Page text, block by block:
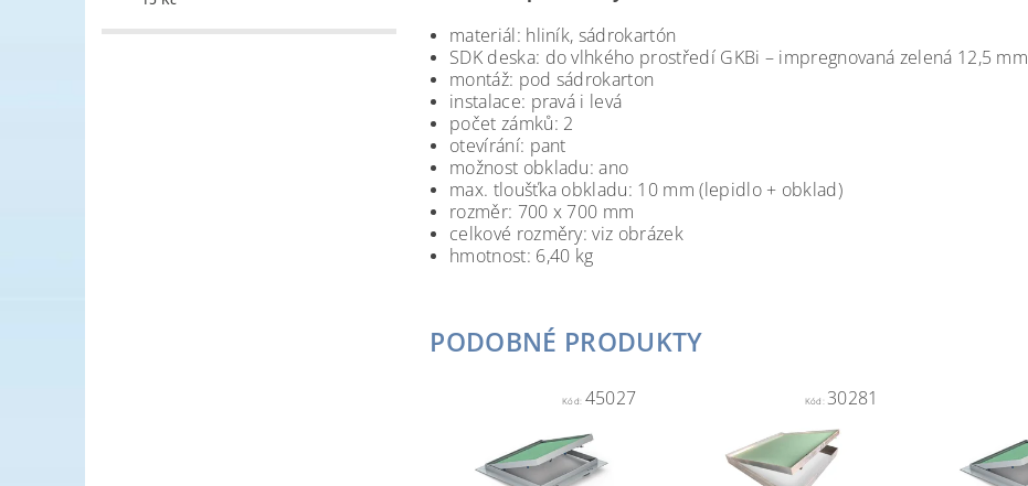
materiál: hliník, sádrokartón
SDK deska: do vlhkého prostředí GKBi – impregnovaná zelená 12,5 mm
montáž: pod sádrokarton
instalace: pravá i levá
počet zámků: 2
otevírání: pant
možnost obkladu: ano
max. tloušťka obkladu: 10 mm (lepidlo + obklad)
rozměr: 700 x 700 mm
celkové rozměry: viz obrázek
hmotnost: 6,40 kg
PODOBNÉ PRODUKTY
Kód: 45027 Kód: 30281